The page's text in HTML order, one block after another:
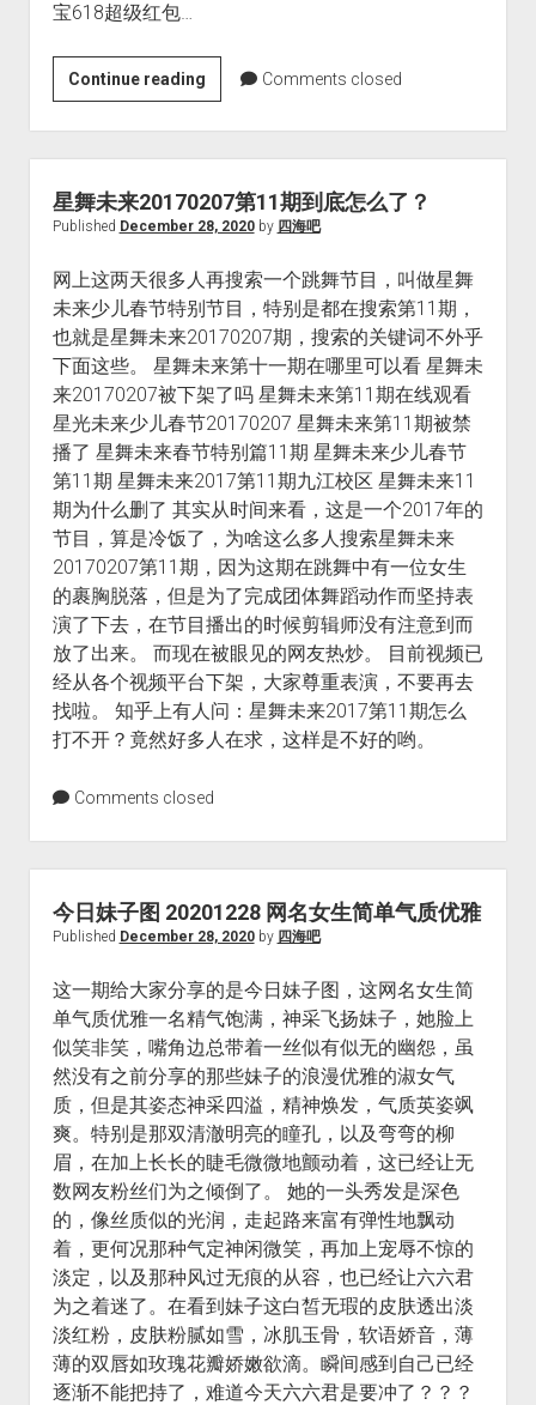
宝618超级红包…
Continue reading超
级
福
利：
手
工
选
全
网
性
价
比
最
高
商
Comments closed
星舞未来20170207第11期到底怎么了？
Published December 28, 2020by 四海吧
网上这两天很多人再搜索一个跳舞节目，叫做星舞
未来少儿春节特别节目，特别是都在搜索第11期，
也就是星舞未来20170207期，搜索的关键词不外乎
下面这些。 星舞未来第十一期在哪里可以看 星舞未
来20170207被下架了吗 星舞未来第11期在线观看
星光未来少儿春节20170207 星舞未来第11期被禁
播了 星舞未来春节特别篇11期 星舞未来少儿春节
第11期 星舞未来2017第11期九江校区 星舞未来11
期为什么删了 其实从时间来看，这是一个2017年的
节目，算是冷饭了，为啥这么多人搜索星舞未来
20170207第11期，因为这期在跳舞中有一位女生
的裹胸脱落，但是为了完成团体舞蹈动作而坚持表
演了下去，在节目播出的时候剪辑师没有注意到而
放了出来。 而现在被眼见的网友热炒。 目前视频已
经从各个视频平台下架，大家尊重表演，不要再去
找啦。 知乎上有人问：星舞未来2017第11期怎么
打不开？竟然好多人在求，这样是不好的哟。
Comments closed
今日妹子图 20201228 网名女生简单气质优雅
Published December 28, 2020by 四海吧
这一期给大家分享的是今日妹子图，这网名女生简
单气质优雅一名精气饱满，神采飞扬妹子，她脸上
似笑非笑，嘴角边总带着一丝似有似无的幽怨，虽
然没有之前分享的那些妹子的浪漫优雅的淑女气
质，但是其姿态神采四溢，精神焕发，气质英姿飒
爽。特别是那双清澈明亮的瞳孔，以及弯弯的柳
眉，在加上长长的睫毛微微地颤动着，这已经让无
数网友粉丝们为之倾倒了。 她的一头秀发是深色
的，像丝质似的光润，走起路来富有弹性地飘动
着，更何况那种气定神闲微笑，再加上宠辱不惊的
淡定，以及那种风过无痕的从容，也已经让六六君
为之着迷了。在看到妹子这白皙无瑕的皮肤透出淡
淡红粉，皮肤粉腻如雪，冰肌玉骨，软语娇音，薄
薄的双唇如玫瑰花瓣娇嫩欲滴。瞬间感到自己已经
逐渐不能把持了，难道今天六六君是要冲了？？？